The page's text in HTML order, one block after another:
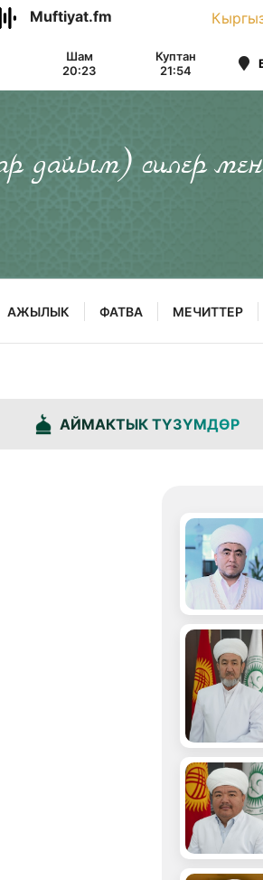
Muftiyat.fm
Шам
20:23
Куптан
21:54
дайым) силер
АЖЫЛЫК ФАТВА МЕЧИТТЕР
АЙМАКТЫК ТҮЗҮМДӨР